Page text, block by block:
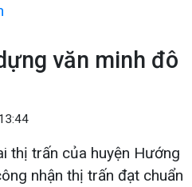
văn minh đô
thị trấn của huyện Hướng
nhận thị trấn đạt chuẩn